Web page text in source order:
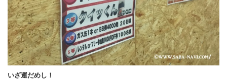
いざ運だめし！